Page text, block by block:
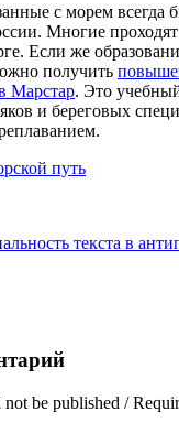
с морем всегда
Многие проходят
Если же
получить
Марстар. Это
и береговых
путь
текста в
be published /